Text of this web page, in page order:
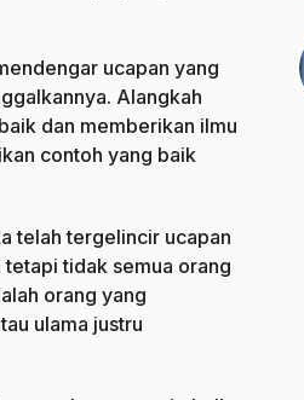
ucapan yang
Alangkah
dan memberikan ilmu
contoh yang baik
telah tergelincir ucapan
tidak semua orang
orang yang
ulama justru